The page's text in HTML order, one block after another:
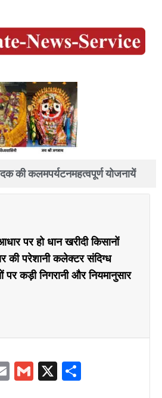
की कलमपर्यटनमहत्वपूर्ण योजनायें
पर हो धान खरीदी किसानों
की परेशानी कलेक्टर संदिग्ध
पर कड़ी निगरानी और नियमानुसार
EmailGmail
X